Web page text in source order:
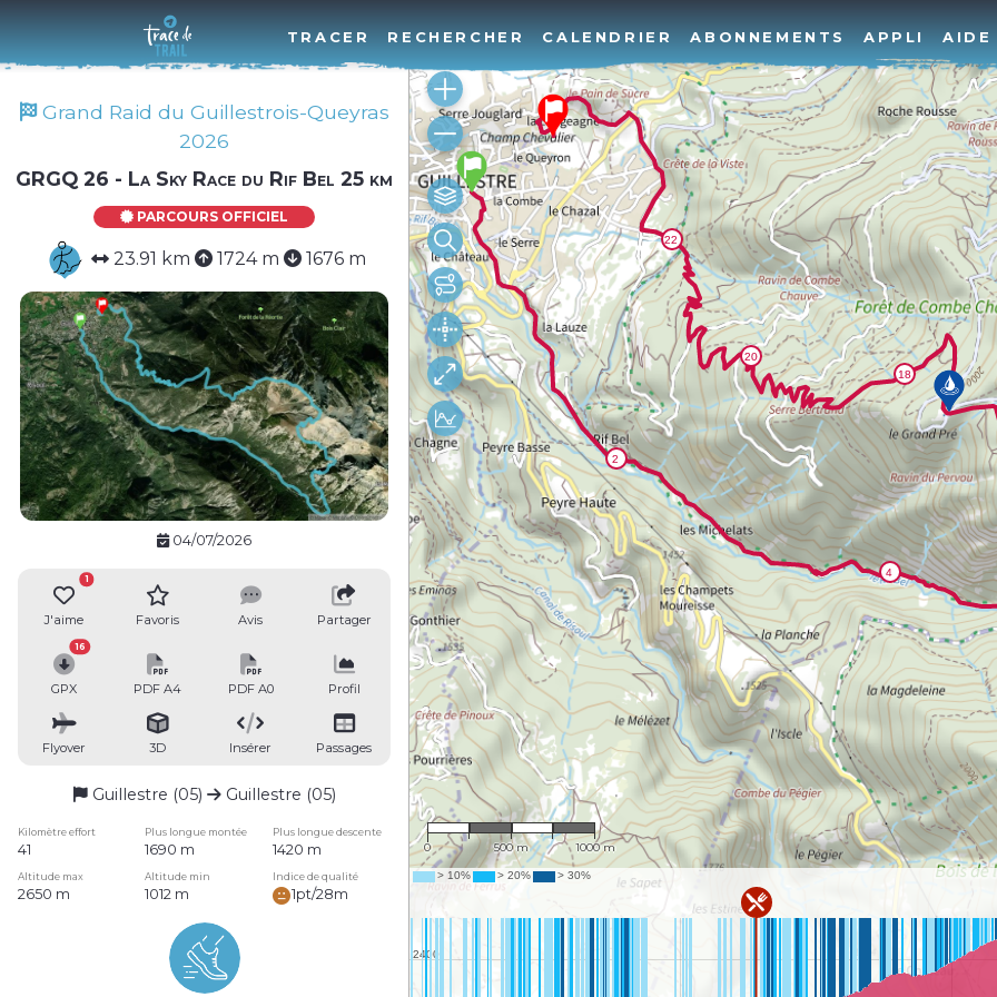
TRACER RECHERCHER CALENDRIER ABONNEMENTS APPLI AIDE
Grand Raid du Guillestrois-Queyras
2026
GRGQ 26 - La Sky Race du Rif Bel 25 km
PARCOURS OFFICIEL
23.91 km 1724 m 1676 m
04/07/2026
J'aime
1
Favoris Avis Partager
GPX
16
PDF A4 PDF A0 Profil
Flyover 3D Insérer Passages
Guillestre (05) Guillestre (05)
Kilomètre effort Plus longue montée Plus longue descente
41 1690 m 1420 m
Altitude max Altitude min Indice de qualité
2650 m 1012 m 1pt/28m
1 : 23,634
0 500 m 1000 m